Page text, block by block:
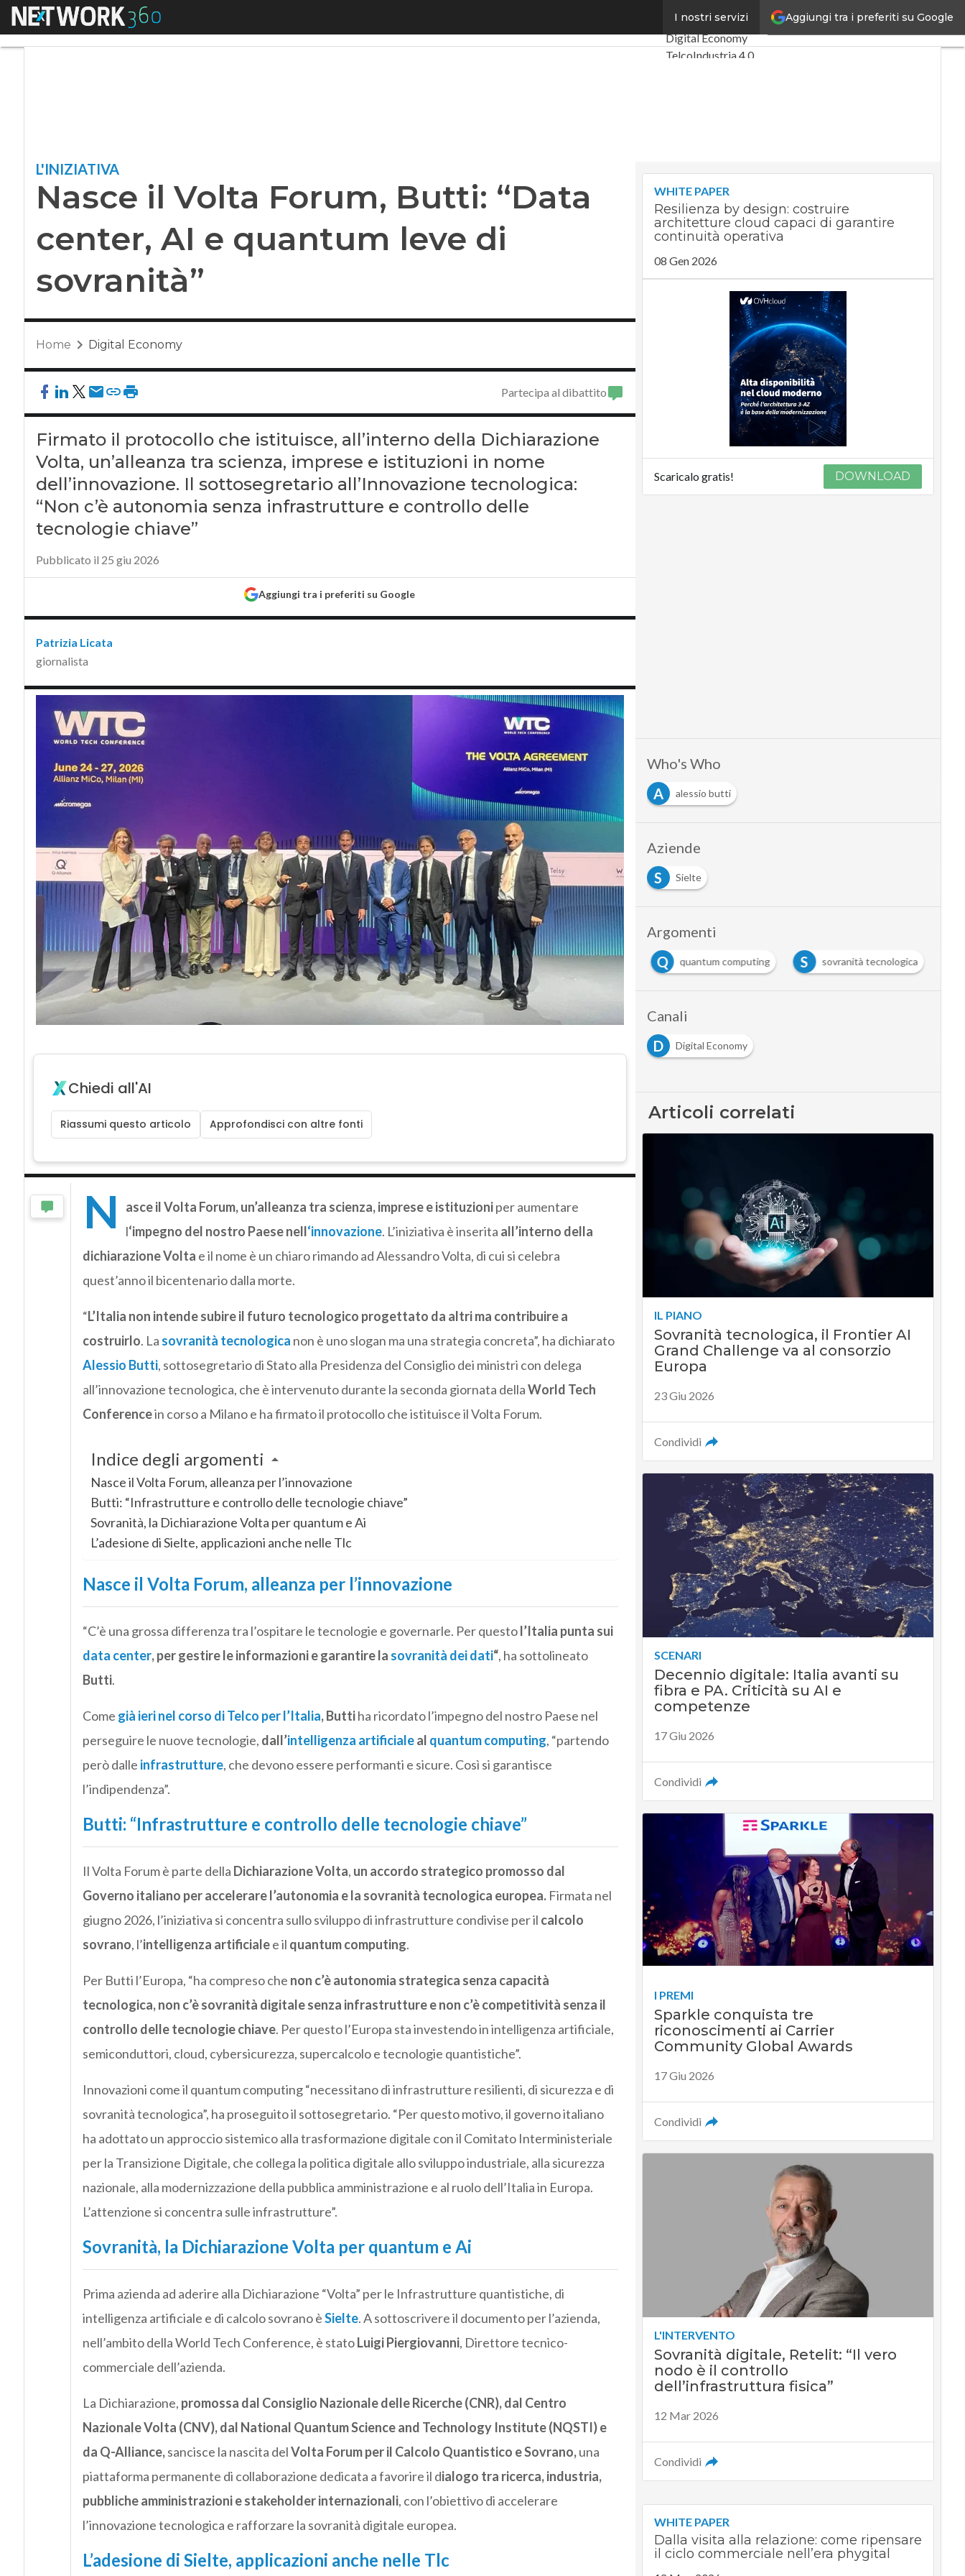
Aggiungi tra i preferiti su Google
I nostri servizi
Menu
Ultimi articoli
Digital Economy
TelcoIndustria 4.0
Le Guide di CorCom
PodcastPrivacy
L'INIZIATIVA
Nasce il Volta Forum, Butti: “Data
center, AI e quantum leve di
sovranità”
Home Digital Economy
Partecipa al dibattito
Firmato il protocollo che istituisce, all’interno della Dichiarazione
Volta, un’alleanza tra scienza, imprese e istituzioni in nome
dell’innovazione. Il sottosegretario all’Innovazione tecnologica:
“Non c’è autonomia senza infrastrutture e controllo delle
tecnologie chiave”
Pubblicato il 25 giu 2026
Aggiungi tra i preferiti su Google
Patrizia Licata
giornalista
Chiedi all'AI
Riassumi questo articolo Approfondisci con altre fonti
N asce il Volta Forum, un’alleanza tra scienza, imprese e istituzioniper aumentare
l‘impegno del nostro Paese nell‘innovazione. L’iniziativa è inserita all’interno della
dichiarazione Volta e il nome è un chiaro rimando ad Alessandro Volta, di cui si celebra
quest’anno il bicentenario dalla morte.
“L’Italia non intende subire il futuro tecnologico progettato da altri ma contribuire a
costruirlo. La sovranità tecnologica non è uno slogan ma una strategia concreta”, ha dichiarato
Alessio Butti, sottosegretario di Stato alla Presidenza del Consiglio dei ministri con delega
all’innovazione tecnologica, che è intervenuto durante la seconda giornata dellaWorld Tech
Conferencein corso a Milano e ha firmato il protocollo che istituisce il Volta Forum.
Indice degli argomenti
Nasce il Volta Forum, alleanza per l’innovazione
Butti: “Infrastrutture e controllo delle tecnologie chiave”
Sovranità, la Dichiarazione Volta per quantum e Ai
L’adesione di Sielte, applicazioni anche nelle Tlc
Nasce il Volta Forum, alleanza per l’innovazione
“C’è una grossa differenza tra l’ospitare le tecnologie e governarle. Per questol’Italia punta sui
data center, per gestire le informazioni e garantire la sovranità dei dati“, ha sottolineato
Butti.
Come già ieri nel corso di Telco per l’Italia, Buttiha ricordato l’impegno del nostro Paese nel
perseguire le nuove tecnologie, dall’intelligenza artificialeal quantum computing, “partendo
però dalle infrastrutture, che devono essere performanti e sicure. Così si garantisce
l’indipendenza”.
Butti: “Infrastrutture e controllo delle tecnologie chiave”
Il Volta Forum è parte della Dichiarazione Volta, un accordo strategico promosso dal
Governo italiano per accelerare l’autonomia e la sovranità tecnologica europea.Firmata nel
giugno 2026, l’iniziativa si concentra sullo sviluppo di infrastrutture condivise per il calcolo
sovrano, l’intelligenza artificialee il quantum computing.
Per Butti l’Europa, “ha compreso che non c’è autonomia strategica senza capacità
tecnologica, non c’è sovranità digitale senza infrastrutture e non c’è competitività senza il
controllo delle tecnologie chiave. Per questo l’Europa sta investendo in intelligenza artificiale,
semiconduttori, cloud, cybersicurezza, supercalcolo e tecnologie quantistiche”.
Innovazioni come il quantum computing “necessitano di infrastrutture resilienti, di sicurezza e di
sovranità tecnologica”, ha proseguito il sottosegretario. “Per questo motivo, il governo italiano
ha adottato un approccio sistemico alla trasformazione digitale con il Comitato Interministeriale
per la Transizione Digitale, che collega la politica digitale allo sviluppo industriale, alla sicurezza
nazionale, alla modernizzazione della pubblica amministrazione e al ruolo dell’Italia in Europa.
L’attenzione si concentra sulle infrastrutture”.
Sovranità, la Dichiarazione Volta per quantum e Ai
Prima azienda ad aderire alla Dichiarazione “Volta” per le Infrastrutture quantistiche, di
intelligenza artificiale e di calcolo sovrano èSielte. A sottoscrivere il documento per l’azienda,
nell’ambito della World Tech Conference, è statoLuigi Piergiovanni, Direttore tecnico-
commerciale dell’azienda.
La Dichiarazione, promossa dal Consiglio Nazionale delle Ricerche (CNR), dal Centro
Nazionale Volta (CNV), dal National Quantum Science and Technology Institute (NQSTI) e
da Q-Alliance,sancisce la nascita delVolta Forum per il Calcolo Quantistico e Sovrano,una
piattaforma permanente di collaborazione dedicata a favorire il dialogo tra ricerca, industria,
pubbliche amministrazioni e stakeholder internazionali, con l’obiettivo di accelerare
l’innovazione tecnologica e rafforzare la sovranità digitale europea.
L’adesione di Sielte, applicazioni anche nelle Tlc
WHITE PAPER
Resilienza by design: costruire
architetture cloud capaci di garantire
continuità operativa
08 Gen 2026
Scaricalo gratis! DOWNLOAD
Who's Who
A
alessio butti
Aziende
S
Sielte
Argomenti
I
innovazione Q quantum computing S sovranità tecnologica
Canali
D
Digital Economy
Articoli correlati
IL PIANO
Sovranità tecnologica, il Frontier AI
Grand Challenge va al consorzio
Europa
23 Giu 2026
Condividi
SCENARI
Decennio digitale: Italia avanti su
fibra e PA. Criticità su AI e
competenze
17 Giu 2026
Condividi
I PREMI
Sparkle conquista tre
riconoscimenti ai Carrier
Community Global Awards
17 Giu 2026
Condividi
L'INTERVENTO
Sovranità digitale, Retelit: “Il vero
nodo è il controllo
dell’infrastruttura fisica”
12 Mar 2026
Condividi
WHITE PAPER
Dalla visita alla relazione: come ripensare
il ciclo commerciale nell’era phygital